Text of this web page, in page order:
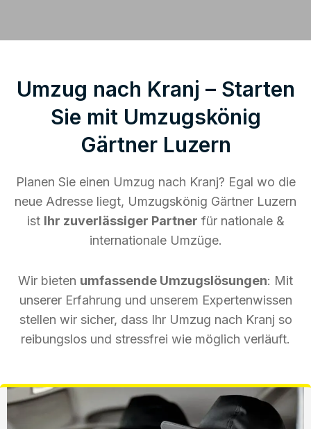
Umzug nach Kranj – Starten
Sie mit Umzugskönig
Gärtner Luzern
Planen Sie einen Umzug nach Kranj? Egal wo die
neue Adresse liegt, Umzugskönig Gärtner Luzern
ist Ihr zuverlässiger Partner für nationale &
internationale Umzüge.
Wir bieten umfassende Umzugslösungen: Mit
unserer Erfahrung und unserem Expertenwissen
stellen wir sicher, dass Ihr Umzug nach Kranj so
reibungslos und stressfrei wie möglich verläuft.